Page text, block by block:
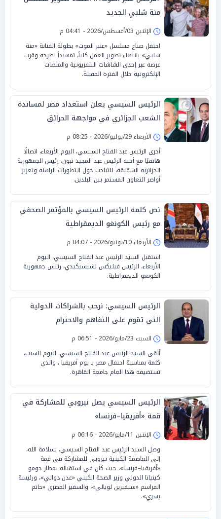
منة شلبي الجديد
الإثنين 03/أغسطس/2026 - 04:41 م
احتفل صناع مسلسل «عنبر الموت» بطولة الفنانة «منة
شلبي» بانتهاء تصوير العمل كلياً، تمهيداً لطرحه وقرب
عرضه عبر إحدى الشاشات التلفزيونية والمنصات
الإلكترونية خلال الفترة المقبلة.
الرئيس السيسي يعلن استعداد مصر لمساندة
الشعب الجزائري في مواجهة الحرائق
الأربعاء 29/يوليو/2026 - 08:25 م
أجرى الرئيس عبد الفتاح السيسي، اليوم الأربعاء، اتصالًا
هاتفيًا مع أخيه الرئيس عبد المجيد تبون، رئيس الجمهورية
الجزائرية الشقيقة، للتباحث حول التطورات الراهنة وتعزيز
أواصر التعاون المستمر بين البلدين.
نص كلمة الرئيس السيسي بالمؤتمر الصحفي
مع رئيس الكونغو الديمقراطية
الأربعاء 10/يونيو/2026 - 04:07 م
استقبل السيد الرئيس عبد الفتاح السيسي، اليوم
الأربعاء، الرئيس فيليكس تشيسيكيدي، رئيس جمهورية
الكونغو الديمقراطية.
الرئيس السيسي: نرحب بالشراكات الدولية
التي تقوم على التفاهم والاحترام
السبت 23/مايو/2026 - 06:51 م
ألقى السيد الرئيس عبد الفتاح السيسي، اليوم السبت،
كلمة بمناسبة احتفال مصر بـ يوم أفريقيا ، والذي
تستضيفه هذا العام جامعة القاهرة.
الرئيس السيسي يصل نيروبي للمشاركة في
قمة «أفريقيا–فرنسا»
الإثنين 11/مايو/2026 - 06:16 م
وصل السيد الرئيس عبد الفتاح السيسي، بسلامة الله،
إلى العاصمة الكينية نيروبي للمشاركة في قمة
«أفريقيا–فرنسا»، حيث كان في استقباله بمطار جومو
كينياتا الدولي وزير الصحة الكيني «عدن دوالي»، ورئيسة
المراسم «سيفيرين لويالي»، والسفير المصري «حاتم
يسري».